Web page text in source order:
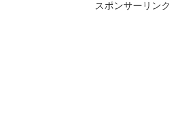
スポンサーリンク